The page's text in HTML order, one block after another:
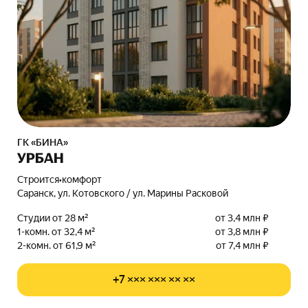
ГК «БИНА»
УРБАН
Строится•комфорт
Саранск, ул. Котовского / ул. Марины Расковой
Студии от 28 м²
от 3,4 млн ₽
1-комн. от 32,4 м²
от 3,8 млн ₽
2-комн. от 61,9 м²
от 7,4 млн ₽
+7 ××× ××× ×× ××